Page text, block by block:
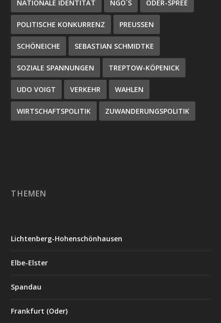
NATIONALE IDENTITÄT NGO´S ODER-SPREE
POLITISCHE KONKURRENZ PREUSSEN
SCHÖNEICHE SEBASTIAN SCHMIDTKE
SOZIALE SPANNUNGEN TREPTOW-KÖPENICK
UDO VOIGT VERKEHR WAHLEN
WIRTSCHAFTSPOLITIK ZUWANDERUNGSPOLITIK
THEMEN
Lichtenberg-Hohenschönhausen
Elbe-Elster
Spandau
Frankfurt (Oder)